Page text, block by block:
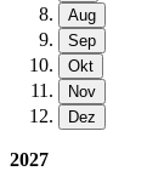
Aug
Sep
Okt
Nov
Dez
2027